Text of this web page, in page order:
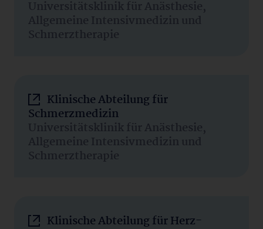
Universitätsklinik für Anästhesie,
Allgemeine Intensivmedizin und
Schmerztherapie
Klinische Abteilung für
Schmerzmedizin
Universitätsklinik für Anästhesie,
Allgemeine Intensivmedizin und
Schmerztherapie
Klinische Abteilung für Herz-